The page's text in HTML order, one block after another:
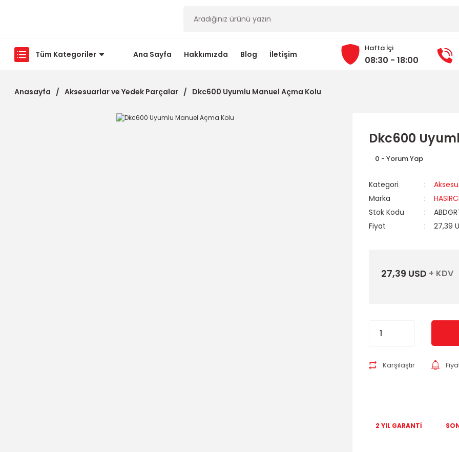
Tüm Kategoriler Ana Sayfa Hakkımızda Blog İletişim
Hafta İçi
08:30 - 18:00
Anasayfa Aksesuarlar ve Yedek Parçalar Dkc600 Uyumlu Manuel Açma Kolu
Dkc600
0 - Yorum Yap
Kategori
Marka
Stok Kodu
Fiyat
27,39
27,39 USD + KDV
Karşılaştır
2 YIL GARANTİ